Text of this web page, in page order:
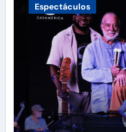
Espectáculos